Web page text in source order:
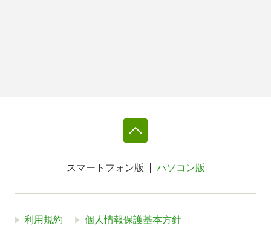
スマートフォン版 パソコン版
利用規約 個人情報保護基本方針